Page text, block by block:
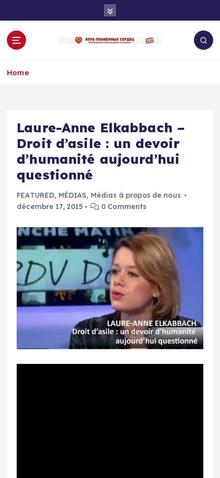
o
Home
Laure-Anne Elkabbach –
Droit d’asile : un devoir
d’humanité aujourd’hui
questionné
FEATURED, MÉDIAS, Médias à propos de nous
décembre 17, 2015
0 Comments